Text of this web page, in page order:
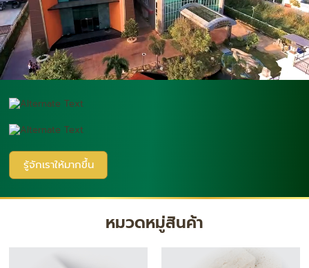
รู้จักเราให้มากขึ้น
หมวดหมู่สินค้า